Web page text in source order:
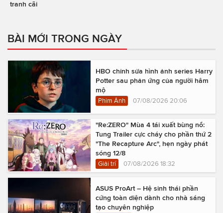
tranh cãi
BÀI MỚI TRONG NGÀY
HBO chỉnh sửa hình ảnh series Harry
Potter sau phản ứng của người hâm
mộ
Phim Ảnh 07/08/2026 20:06
"Re:ZERO" Mùa 4 tái xuất bùng nổ:
Tung Trailer cực cháy cho phần thứ 2
"The Recapture Arc", hẹn ngày phát
sóng 12/8
Giải trí 07/08/2026 18:32
ASUS ProArt – Hệ sinh thái phần
cứng toàn diện dành cho nhà sáng
tạo chuyên nghiệp